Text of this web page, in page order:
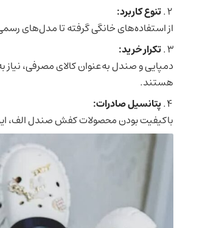
تنوع کاربرد:
از استفاده‌های خانگی گرفته تا مدل‌های
تکرار خرید:
دمپایی و صندل به‌عنوان کالای مصرفی،
هستند.
پتانسیل صادرات:
باکیفیت بودن محصولات کفش صندل الف،